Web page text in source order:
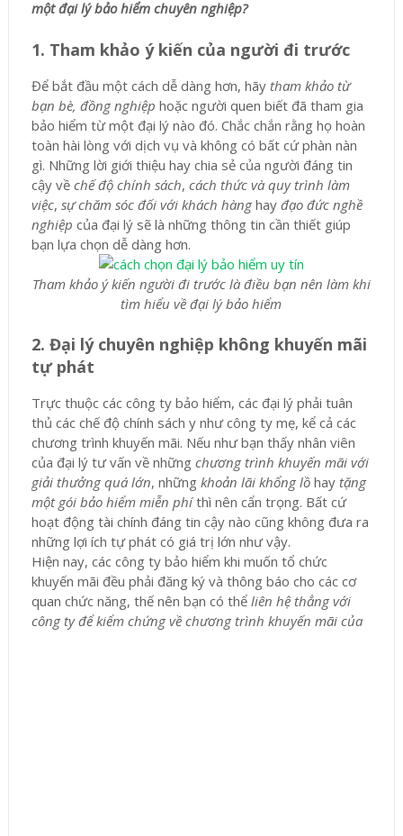
một đại lý bảo hiểm chuyên nghiệp?
1. Tham khảo ý kiến của người đi trước
Để bắt đầu một cách dễ dàng hơn, hãy tham khảo từ
bạn bè, đồng nghiệp hoặc người quen biết đã tham gia
bảo hiểm từ một đại lý nào đó. Chắc chắn rằng họ hoàn
toàn hài lòng với dịch vụ và không có bất cứ phàn nàn
gì. Những lời giới thiệu hay chia sẻ của người đáng tin
cậy về chế độ chính sách, cách thức và quy trình làm
việc, sự chăm sóc đối với khách hànghay đạo đức nghề
nghiệp của đại lý sẽ là những thông tin cần thiết giúp
bạn lựa chọn dễ dàng hơn.
Tham khảo ý kiến người đi trước là điều bạn nên làm khi
tìm hiểu về đại lý bảo hiểm
2. Đại lý chuyên nghiệp không khuyến mãi
tự phát
Trực thuộc các công ty bảo hiểm, các đại lý phải tuân
thủ các chế độ chính sách y như công ty mẹ, kể cả các
chương trình khuyến mãi. Nếu như bạn thấy nhân viên
của đại lý tư vấn về những chương trình khuyến mãi với
giải thưởng quá lớn, những khoản lãi khổng lồhay tặng
một gói bảo hiểm miễn phíthì nên cẩn trọng. Bất cứ
hoạt động tài chính đáng tin cậy nào cũng không đưa ra
những lợi ích tự phát có giá trị lớn như vậy.
Hiện nay, các công ty bảo hiểm khi muốn tổ chức
khuyến mãi đều phải đăng ký và thông báo cho các cơ
quan chức năng, thế nên bạn có thể liên hệ thẳng với
công ty để kiểm chứng về chương trình khuyến mãi của